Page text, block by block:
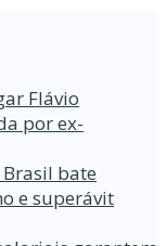
Flávio
por ex-
bate
e superávit